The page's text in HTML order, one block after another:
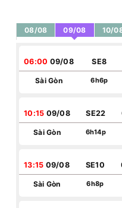
08/08 09/08 10/
06:00 09/08
Sài Gòn
SE8
6h6p
10:15 09/08
Sài Gòn
SE22
6h14p
13:15 09/08
Sài Gòn
SE10
6h8p